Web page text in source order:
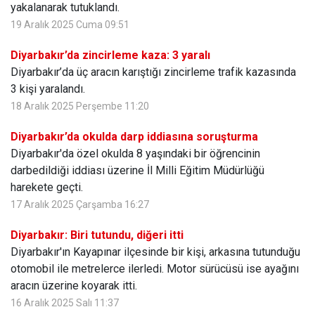
yakalanarak tutuklandı.
19 Aralık 2025 Cuma 09:51
Diyarbakır’da zincirleme kaza: 3 yaralı
Diyarbakır’da üç aracın karıştığı zincirleme trafik kazasında
3 kişi yaralandı.
18 Aralık 2025 Perşembe 11:20
Diyarbakır’da okulda darp iddiasına soruşturma
Diyarbakır'da özel okulda 8 yaşındaki bir öğrencinin
darbedildiği iddiası üzerine İl Milli Eğitim Müdürlüğü
harekete geçti.
17 Aralık 2025 Çarşamba 16:27
Diyarbakır: Biri tutundu, diğeri itti
Diyarbakır'ın Kayapınar ilçesinde bir kişi, arkasına tutunduğu
otomobil ile metrelerce ilerledi. Motor sürücüsü ise ayağını
aracın üzerine koyarak itti.
16 Aralık 2025 Salı 11:37